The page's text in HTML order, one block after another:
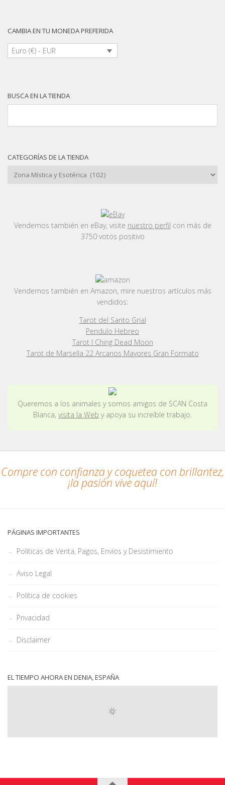
CAMBIA EN TU MONEDA PREFERIDA
Euro (€) - EUR
BUSCA EN LA TIENDA
CATEGORÍAS DE LA TIENDA
Vendemos también en eBay, visite nuestro perfil con más de
3750 votos positivo
Vendemos también en Amazon, mire nuestros artículos más
vendidos:
Tarot del Santo Grial
Pendulo Hebreo
Tarot I Ching Dead Moon
Tarot de Marsella 22 Arcanos Mayores Gran Formato
Queremos a los animales y somos amigos de SCAN Costa
Blanca, visita la Web y apoya su increíble trabajo.
Compre con confianza y coquetea con brillantez,
¡la pasión vive aquí!
PÁGINAS IMPORTANTES
Políticas de Venta, Pagos, Envíos y Desistimiento
Aviso Legal
Política de cookies
Privacidad
Disclaimer
EL TIEMPO AHORA EN DENIA, ESPAÑA